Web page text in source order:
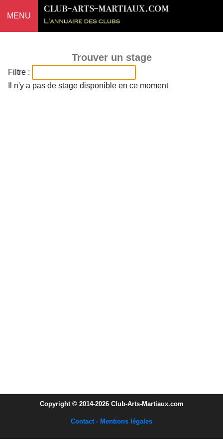
MENU
Trouver un stage
Filtre :
Il n'y a pas de stage disponible en ce moment
Copyright © 2014-2026 Club-Arts-Martiaux.com
Contact - Mentions légales